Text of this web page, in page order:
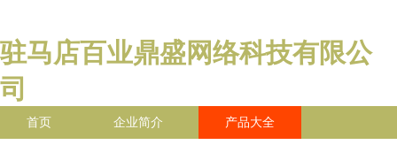
驻马店百业鼎盛网络科技有限公
司
首页 企业简介 产品大全